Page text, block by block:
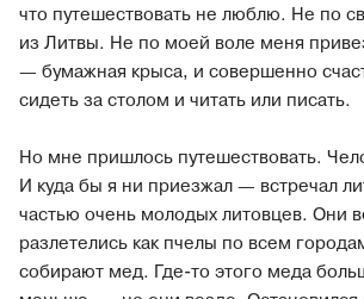
что путешествовать не люблю. Не по
из Литвы. Не по моей воле меня
— бумажная крыса, и совершенно
сидеть за столом и читать или писать.
Но мне пришлось путешествовать.
И куда бы я ни приезжал — встречал
частью очень молодых литовцев. Они
разлетелись как пчелы по всем
собирают мед. Где-то этого меда